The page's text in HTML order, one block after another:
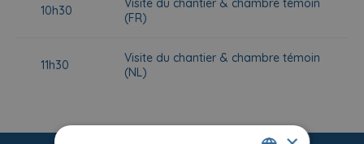
10h30
Visite du chantier & chambre témoin
(FR)
11h30
Visite du chantier & chambre témoin
(NL)